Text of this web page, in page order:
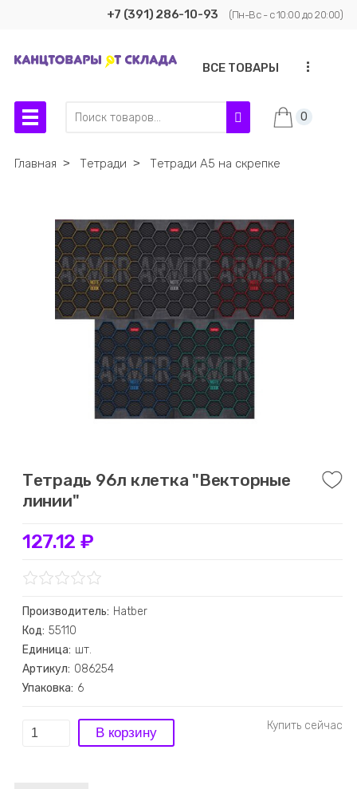
+7 (391) 286-10-93 (Пн-Вс - с 10:00 до 20:00)
ВСЕ ТОВАРЫ ...
0
Главная ˃ Тетради ˃ Тетради А5 на скрепке
Тетрадь 96л клетка "Векторные
линии"
127.12 ₽
Производитель: Hatber
Код: 55110
Единица: шт.
Артикул: 086254
Упаковка: 6